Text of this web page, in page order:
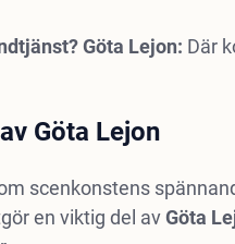
Göta Lejon: Där
Göta Lejon
scenkonstens
en viktig del avGöta